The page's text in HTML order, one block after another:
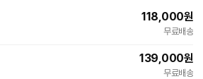
118,000원
무료배송
139,000원
무료배송